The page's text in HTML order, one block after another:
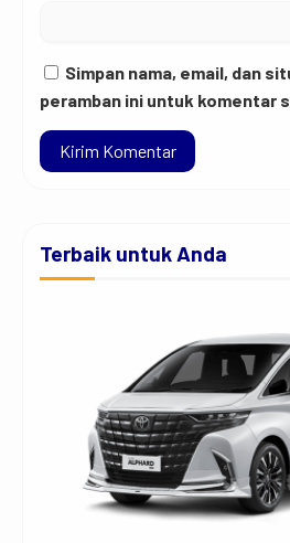
Simpan nama, email, dan
peramban ini untuk komentar
Terbaik untuk Anda